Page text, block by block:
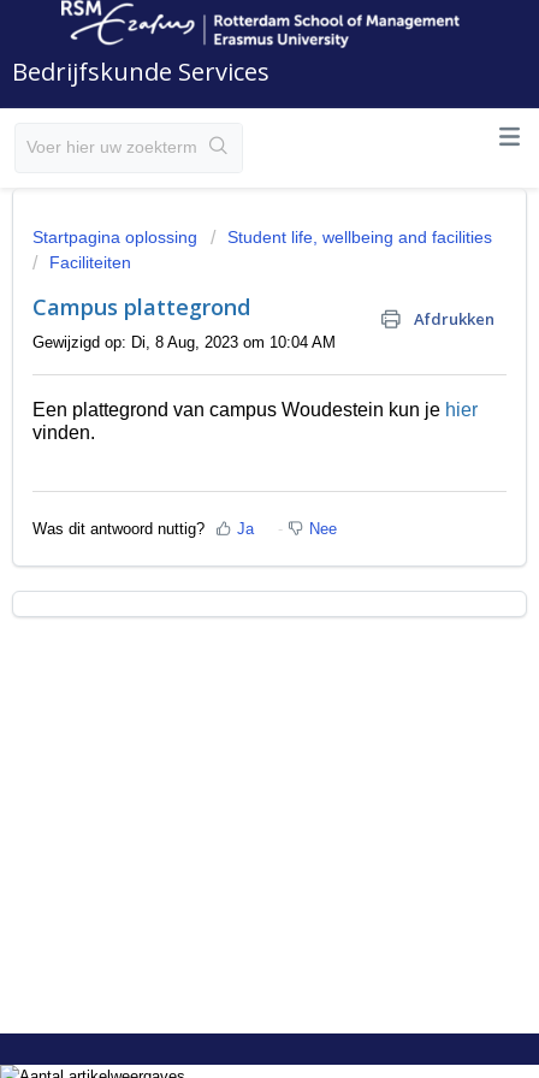
Bedrijfskunde Services
Startpagina oplossing
Student life, wellbeing and facilities
Faciliteiten
Campus plattegrond Afdrukken
Gewijzigd op: Di, 8 Aug, 2023 om 10:04 AM
Een plattegrond van campus Woudestein kun je hier
vinden.
Was dit antwoord nuttig? Ja Nee